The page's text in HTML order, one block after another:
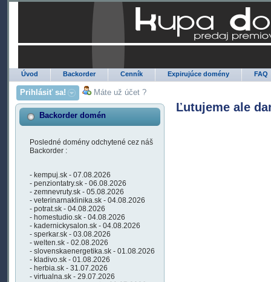
Úvod Backorder Cenník Expirujúce domény FAQ
Prihlásiť sa! Máte už účet ?
Backorder domén
Posledné domény odchytené cez náš
Backorder :
- kempuj.sk - 07.08.2026
- penziontatry.sk - 06.08.2026
- zemnevruty.sk - 05.08.2026
- veterinarnaklinika.sk - 04.08.2026
- potrat.sk - 04.08.2026
- homestudio.sk - 04.08.2026
- kadernickysalon.sk - 04.08.2026
- sperkar.sk - 03.08.2026
- welten.sk - 02.08.2026
- slovenskaenergetika.sk - 01.08.2026
- kladivo.sk - 01.08.2026
- herbia.sk - 31.07.2026
- virtualna.sk - 29.07.2026
Ľutujeme ale